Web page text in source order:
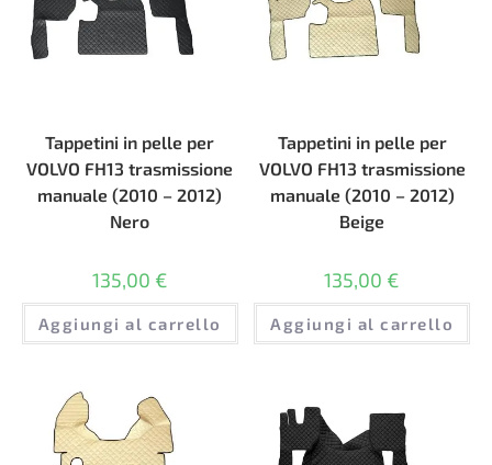
Tappetini in pelle per
VOLVO FH13 trasmissione
manuale (2010 – 2012)
Nero
135,00 €
Aggiungi al carrello
Tappetini in pelle per
VOLVO FH13 trasmissione
manuale (2010 – 2012)
Beige
135,00 €
Aggiungi al carrello